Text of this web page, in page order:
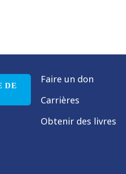
DE
Faire un don
Carrières
Obtenir des livres